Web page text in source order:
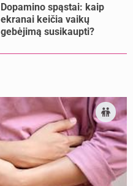
Dopamino spąstai: kaip
ekranai keičia vaikų
gebėjimą susikaupti?